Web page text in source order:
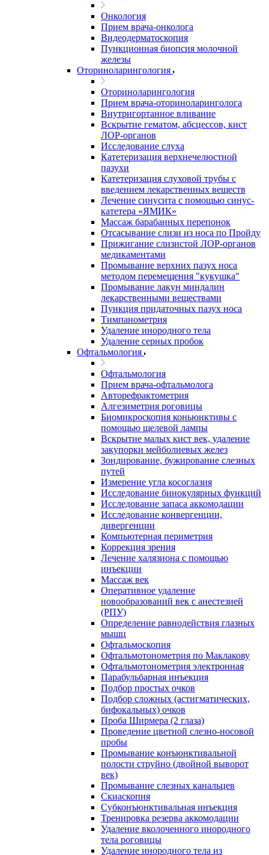
Онкология
Прием врача-онколога
Видеодерматоскопия
Пункционная биопсия молочной
железы
Оториноларингология
Оториноларингология
Прием врача-оториноларинголога
Внутригортанное вливание
Вскрытие гематом, абсцессов, кист
ЛОР-органов
Исследование слуха
Катетеризация верхнечелюстной
пазухи
Катетеризация слуховой трубы с
введением лекарственных веществ
Лечение синусита с помощью синус-
катетера «ЯМИК»
Массаж барабанных перепонок
Отсасывание слизи из носа по Пройду
Прижигание слизистой ЛОР-органов
медикаментами
Промывание верхних пазух носа
методом перемещения "кукушка"
Промывание лакун миндалин
лекарственными веществами
Пункция придаточных пазух носа
Тимпанометрия
Удаление инородного тела
Удаление серных пробок
Офтальмология
Офтальмология
Прием врача-офтальмолога
Авторефрактометрия
Алгезиметрия роговицы
Биомикроскопия коньюнктивы с
помощью щелевой лампы
Вскрытие малых кист век, удаление
закупорки мейболиевых желез
Зондирование, бужирование слезных
путей
Измерение угла косоглазия
Исследование бинокулярных функций
Исследование запаса аккомодации
Исследование конвергенции,
дивергенции
Компьютерная периметрия
Коррекция зрения
Лечение халязиона с помощью
инъекции
Массаж век
Оперативное удаление
новообразований век с анестезией
(РПУ)
Определение равнодействия глазных
мышц
Офтальмоскопия
Офтальмотонометрия по Маклакову
Офтальмотонометрия электронная
Парабульбарная инъекция
Подбор простых очков
Подбор сложных (астигматических,
бифокальных) очков
Проба Ширмера (2 глаза)
Проведение цветной слезно-носовой
пробы
Промывание конъюнктивальной
полости струйно (двойной выворот
век)
Промывание слезных канальцев
Скиаскопия
Субконъюнктивальная инъекция
Тренировка резерва аккомодации
Удаление вколоченного инородного
тела роговицы
Удаление инородного тела из